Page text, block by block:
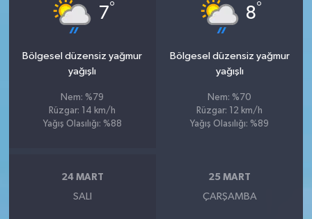
7°
Bölgesel düzensiz yağmur
yağışlı
Nem: %79
Rüzgar: 14 km/h
Yağış Olasılığı: %88
8°
Bölgesel düzensiz yağmur
yağışlı
Nem: %70
Rüzgar: 12 km/h
Yağış Olasılığı: %89
24 MART
SALI
25 MART
ÇARŞAMBA